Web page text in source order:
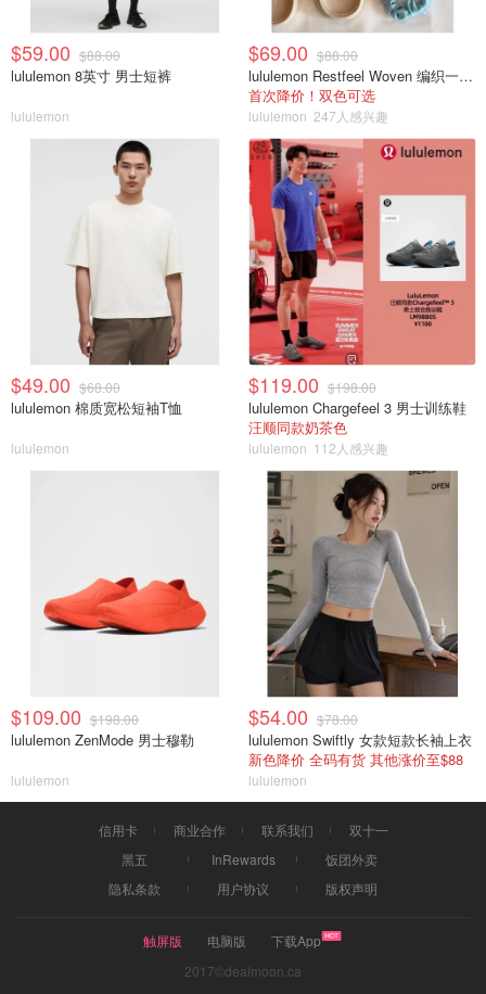
$59.00 $88.00
lululemon 8英寸 男士短裤
lululemon
$69.00 $88.00
lululemon Restfeel Woven 编织一字拖
首次降价！双色可选
lululemon 247人感兴趣
$49.00 $68.00
lululemon 棉质宽松短袖T恤
lululemon
$119.00 $198.00
lululemon Chargefeel 3 男士训练鞋
汪顺同款奶茶色
lululemon 112人感兴趣
$109.00 $198.00
lululemon ZenMode 男士穆勒
lululemon
$54.00 $78.00
lululemon Swiftly 女款短款长袖上衣
新色降价 全码有货 其他涨价至$88
lululemon
信用卡 商业合作 联系我们
双十一
黑五
InRewards
饭团外卖
隐私条款
用户协议 版权声明
触屏版 电脑版
下载App
2017©dealmoon.ca